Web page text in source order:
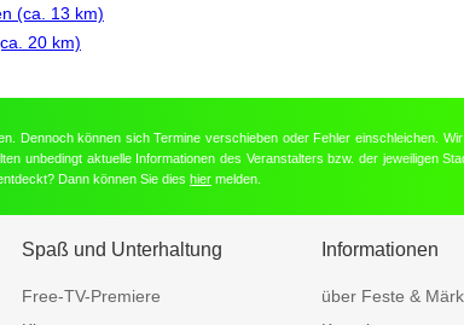
(ca. 13 km)
20 km)
Dennoch können sich Termine verschieben oder Fehler einschleichen.
unbedingt aktuelle Informationen des Veranstalters bzw. der jeweiligen
Dann können Sie dies hier melden.
Spaß und Unterhaltung
Free-TV-Premiere
Informationen
über Feste &